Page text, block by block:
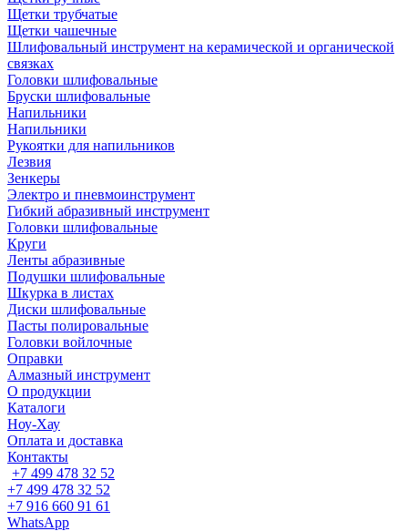
Щетки трубчатые
Щетки чашечные
Шлифовальный инструмент на керамической и органической
связках
Головки шлифовальные
Бруски шлифовальные
Напильники
Напильники
Рукоятки для напильников
Лезвия
Зенкеры
Электро и пневмоинструмент
Гибкий абразивный инструмент
Головки шлифовальные
Круги
Ленты абразивные
Подушки шлифовальные
Шкурка в листах
Диски шлифовальные
Пасты полировальные
Головки войлочные
Оправки
Алмазный инструмент
О продукции
Каталоги
Ноу-Хау
Оплата и доставка
Контакты
+7 499 478 32 52
+7 499 478 32 52
+7 916 660 91 61
WhatsApp